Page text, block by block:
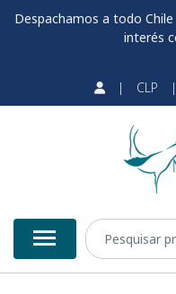
Despachamos a todo
interés
| CLP |